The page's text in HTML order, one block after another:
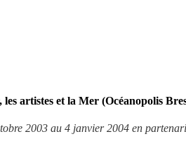
les artistes et la Mer (Océanopolis
2003 au 4 janvier 2004 en